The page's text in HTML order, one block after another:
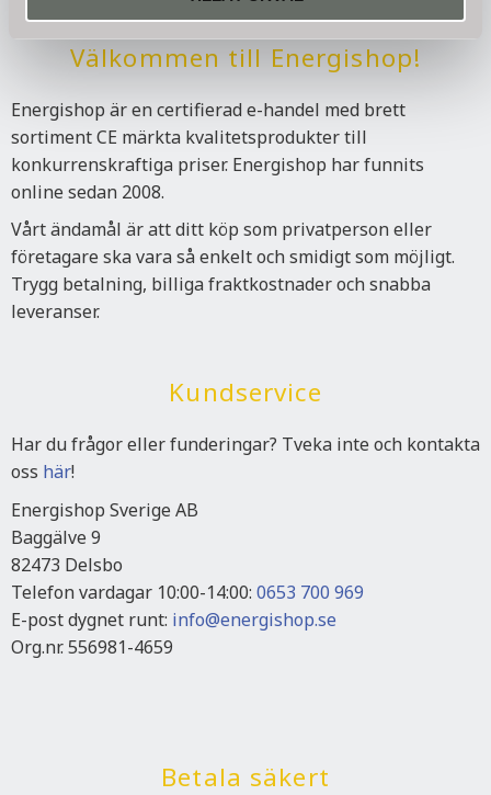
Dina personuppgifter behandlas i enlighet med vår
Välkommen till Energishop!
Energishop är en certifierad e-handel med brett
sortiment CE märkta kvalitetsprodukter till
konkurrenskraftiga priser. Energishop har funnits
online sedan 2008.
Vårt ändamål är att ditt köp som privatperson eller
företagare ska vara så enkelt och smidigt som möjligt.
Trygg betalning, billiga fraktkostnader och snabba
leveranser.
Kundservice
Har du frågor eller funderingar? Tveka inte och kontakta
oss här!
Energishop Sverige AB
Baggälve 9
82473 Delsbo
Telefon vardagar 10:00-14:00: 0653 700 969
E-post dygnet runt: info@energishop.se
Org.nr. 556981-4659
Betala säkert